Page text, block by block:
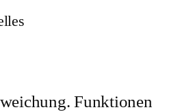
Funktionen